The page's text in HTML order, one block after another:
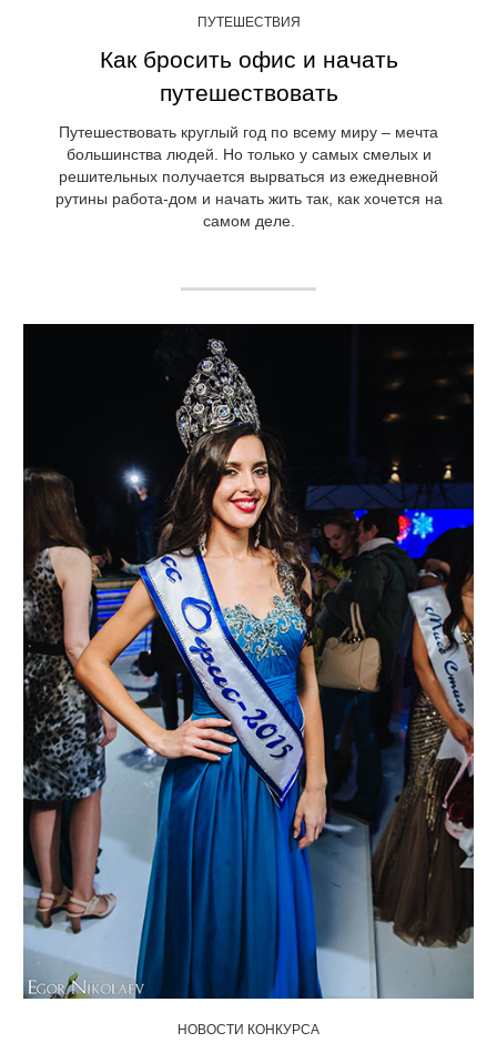
ПУТЕШЕСТВИЯ
Как бросить офис и начать
путешествовать
Путешествовать круглый год по всему миру – мечта
большинства людей. Но только у самых смелых и
решительных получается вырваться из ежедневной
рутины работа-дом и начать жить так, как хочется на
самом деле.
НОВОСТИ КОНКУРСА